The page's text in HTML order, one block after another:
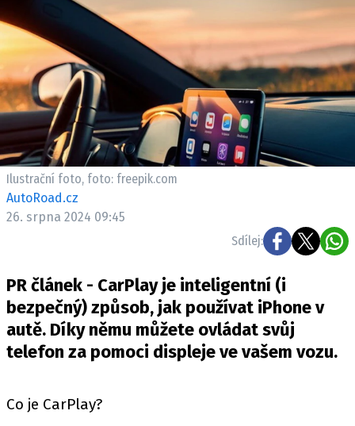
HISTORIE
TECHNIKA
EKONOMIKA
ČESKÝ TRH
TUNING
PROFI
ELEKTRO
NOVINKY ZE SVĚTA EV
TESTY ELEKTROMOBILŮ
RALLY
OSTATNÍ
TISKOVKY
Ilustrační foto, foto: freepik.com
AutoRoad.cz
26. srpna 2024 09:45
Sdílej:
PR článek - CarPlay je inteligentní (i
bezpečný) způsob, jak používat iPhone v
autě. Díky němu můžete ovládat svůj
telefon za pomoci displeje ve vašem vozu.
Co je CarPlay?